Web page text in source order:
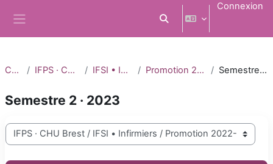
Activer/désactiver la
Connexion
Cours IFPS · CHU Brest IFSI • Infirmiers Promotion 2022-2025 Semestre 2 · 2023
Semestre 2 · 2023
Catégories de cours